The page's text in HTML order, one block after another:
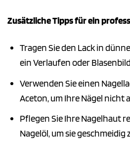
Zusätzliche Tipps für ein
Tragen Sie den Lack in
ein Verlaufen oder
Verwenden Sie einen
Aceton, um Ihre Nägel nicht
Pflegen Sie Ihre Nagelhaut
Nagelöl, um sie geschmeidig